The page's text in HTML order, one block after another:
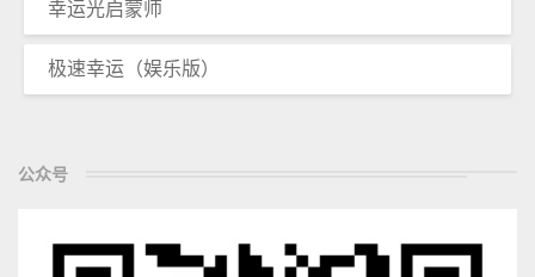
幸运光启蒙师
极速幸运（娱乐版）
公众号